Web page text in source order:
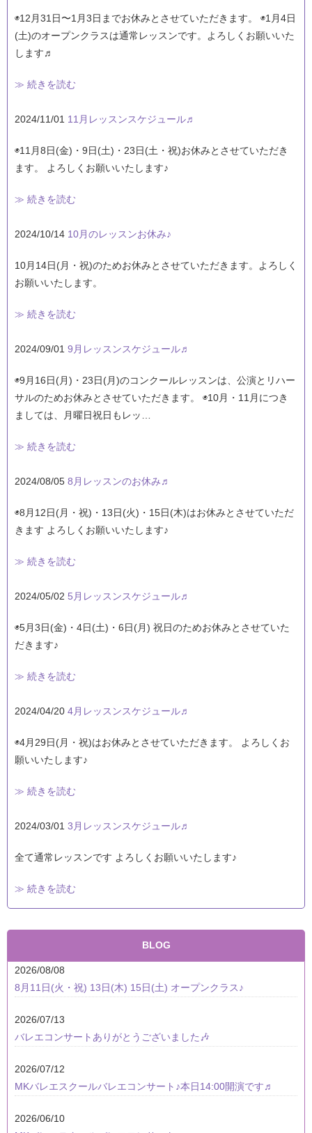
◉12月31日〜1月3日までお休みとさせていただきます。 ◉1月4日
(土)のオープンクラスは通常レッスンです。よろしくお願いいた
します♬
≫ 続きを読む
2024/11/01 11月レッスンスケジュール♬
◉11月8日(金)・9日(土)・23日(土・祝)お休みとさせていただき
ます。 よろしくお願いいたします♪
≫ 続きを読む
2024/10/14 10月のレッスンお休み♪
10月14日(月・祝)のためお休みとさせていただきます。よろしく
お願いいたします。
≫ 続きを読む
2024/09/01 9月レッスンスケジュール♬
◉9月16日(月)・23日(月)のコンクールレッスンは、公演とリハー
サルのためお休みとさせていただきます。 ◉10月・11月につき
ましては、月曜日祝日もレッ…
≫ 続きを読む
2024/08/05 8月レッスンのお休み♬
◉8月12日(月・祝)・13日(火)・15日(木)はお休みとさせていただ
きます よろしくお願いいたします♪
≫ 続きを読む
2024/05/02 5月レッスンスケジュール♬
◉5月3日(金)・4日(土)・6日(月) 祝日のためお休みとさせていた
だきます♪
≫ 続きを読む
2024/04/20 4月レッスンスケジュール♬
◉4月29日(月・祝)はお休みとさせていただきます。 よろしくお
願いいたします♪
≫ 続きを読む
2024/03/01 3月レッスンスケジュール♬
全て通常レッスンです よろしくお願いいたします♪
≫ 続きを読む
BLOG
2026/08/08
8月11日(火・祝) 13日(木) 15日(土) オープンクラス♪
2026/07/13
バレエコンサートありがとうございました🎶
2026/07/12
MKバレエスクールバレエコンサート♪本日14:00開演です♬
2026/06/10